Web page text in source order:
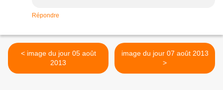
Répondre
< image du jour 05 août
2013
image du jour 07 août 2013
>